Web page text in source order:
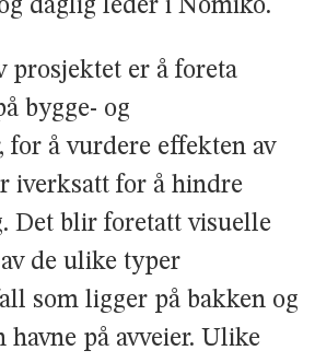
daglig leder i Nomiko.
prosjektet er å foreta
bygge- og
for å vurdere effekten av
iverksatt for å hindre
Det blir foretatt visuelle
de ulike typer
som ligger på bakken og
havne på avveier. Ulike